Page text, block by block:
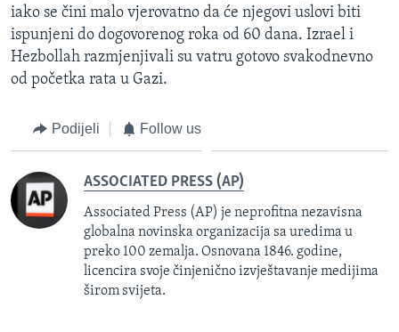
iako se čini malo vjerovatno da će njegovi uslovi biti
ispunjeni do dogovorenog roka od 60 dana. Izrael i
Hezbollah razmjenjivali su vatru gotovo svakodnevno
od početka rata u Gazi.
Podijeli Follow us
ASSOCIATED PRESS (AP)
Associated Press (AP) je neprofitna nezavisna
globalna novinska organizacija sa uredima u
preko 100 zemalja. Osnovana 1846. godine,
licencira svoje činjenično izvještavanje medijima
širom svijeta.